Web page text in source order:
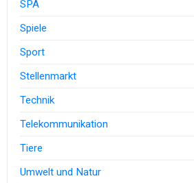
SPA
Spiele
Sport
Stellenmarkt
Technik
Telekommunikation
Tiere
Umwelt und Natur